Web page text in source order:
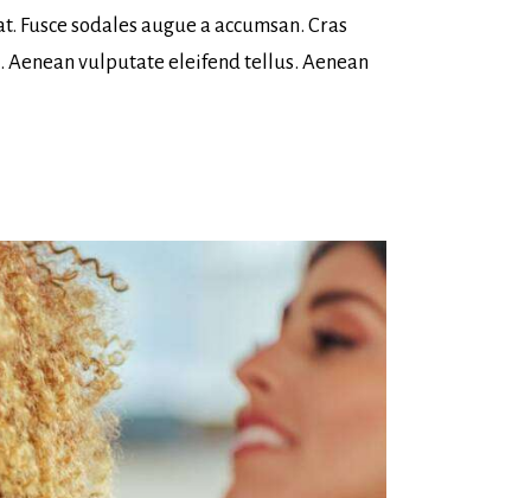
sodales augue a accumsan. Cras
vulputate eleifend tellus. Aenean